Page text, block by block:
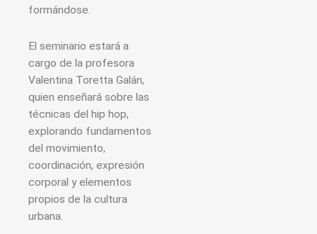
formándose.
El seminario estará a
cargo de la profesora
Valentina Toretta Galán,
quien enseñará sobre las
técnicas del hip hop,
explorando fundamentos
del movimiento,
coordinación, expresión
corporal y elementos
propios de la cultura
urbana.